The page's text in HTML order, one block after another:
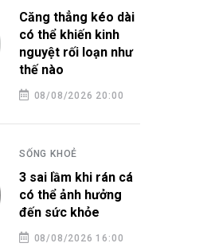
Căng thẳng kéo dài
có thể khiến kinh
nguyệt rối loạn như
thế nào
08/08/2026 20:00
SỐNG KHOẺ
3 sai lầm khi rán cá
có thể ảnh hưởng
đến sức khỏe
08/08/2026 16:00